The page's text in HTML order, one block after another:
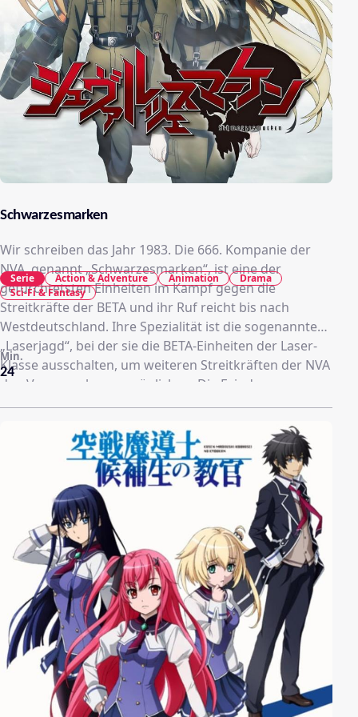
Schwarzesmarken
Wir schreiben das Jahr 1983. Die 666. Kompanie der
NVA, genannt „Schwarzesmarken“, ist eine der
gefürchtetsten Einheiten im Kampf gegen die
Streitkräfte der BETA und ihr Ruf reicht bis nach
Westdeutschland. Ihre Spezialität ist die sogenannte
„Laserjagd“, bei der sie die BETA-Einheiten der Laser-
Klasse ausschalten, um weiteren Streitkräften der NVA
den Vormarsch zu ermöglichen. Die Feinde von
Schwarzesmarken sind aber keinesfalls nur die
menschenfressenden BETA; auch die Stasi scheint ihre
ganz eigenen Pläne für die Deutsche Demokratische
Republik umsetzen zu wollen.
24
Min.
Serie Action & Adventure Animation
Drama
Sci-Fi & Fantasy